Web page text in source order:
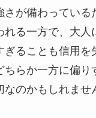
さが備わっている
れる一方で、大人
ぎることも信用を
ちらか一方に偏り
のかもしれませ